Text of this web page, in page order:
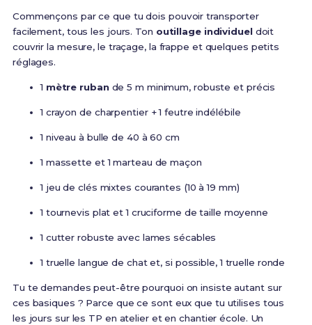
Commençons par ce que tu dois pouvoir transporter
facilement, tous les jours. Ton outillage individueldoit
couvrir la mesure, le traçage, la frappe et quelques petits
réglages.
1 mètre rubande 5 m minimum, robuste et précis
1 crayon de charpentier + 1 feutre indélébile
1 niveau à bulle de 40 à 60 cm
1 massette et 1 marteau de maçon
1 jeu de clés mixtes courantes (10 à 19 mm)
1 tournevis plat et 1 cruciforme de taille moyenne
1 cutter robuste avec lames sécables
1 truelle langue de chat et, si possible, 1 truelle ronde
Tu te demandes peut-être pourquoi on insiste autant sur
ces basiques ? Parce que ce sont eux que tu utilises tous
les jours sur les TP en atelier et en chantier école. Un